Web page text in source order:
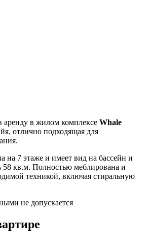
аренду в жилом комплексе Whale
отлично подходящая для
на 7 этаже и имеет вид на бассейн и
кв.м. Полностью меблирована и
техникой, включая стиральную
не допускается